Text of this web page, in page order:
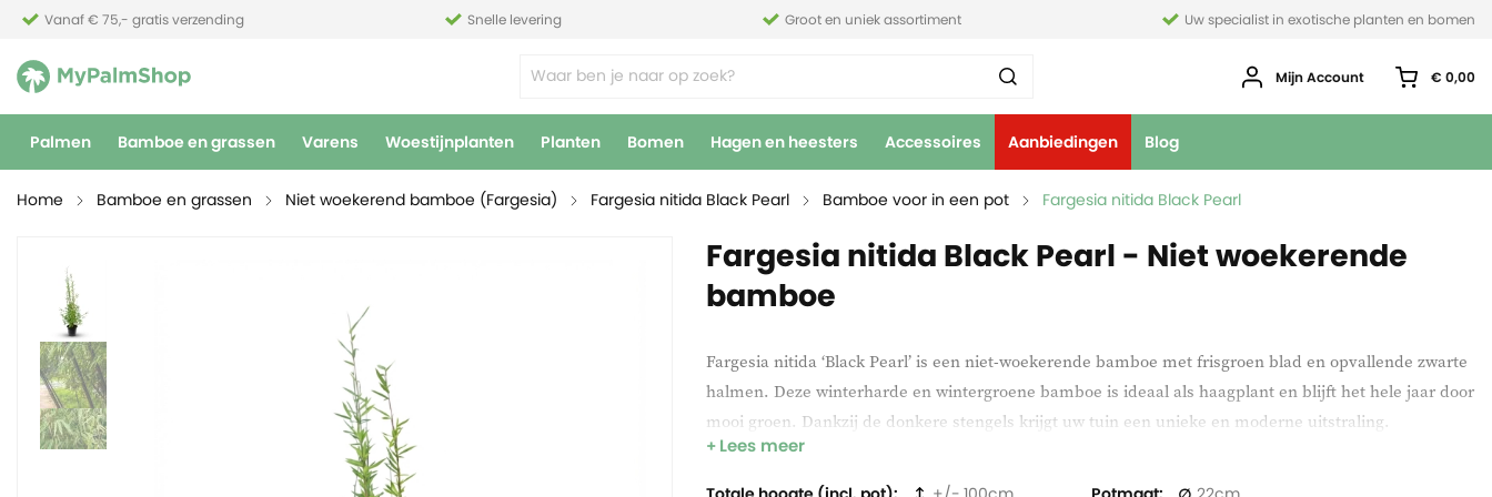
Vanaf € 75,- gratis verzending Snelle levering Groot en uniek assortiment Uw specialist in exotische planten en bomen
Mijn Account € 0,00
Palmen Bamboe en grassen Varens Woestijnplanten Planten Bomen Hagen en heesters Accessoires Aanbiedingen Blog
Home Bamboe en grassen Niet woekerend bamboe (Fargesia) Fargesia nitida Black Pearl Bamboe voor in een pot Fargesia nitida Black Pearl
Fargesia nitida Black Pearl - Niet woekerende
bamboe
Fargesia nitida ‘Black Pearl’ is een niet-woekerende bamboe met frisgroen blad en opvallende zwarte
halmen. Deze winterharde en wintergroene bamboe is ideaal als haagplant en blijft het hele jaar door
mooi groen. Dankzij de donkere stengels krijgt uw tuin een unieke en moderne uitstraling.
Lees meer